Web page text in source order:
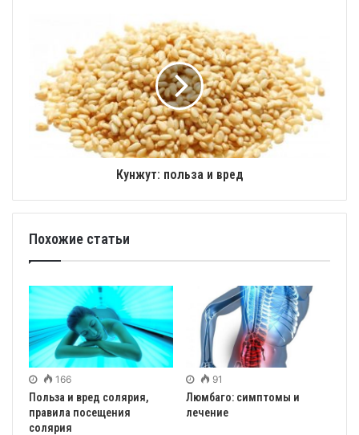
Кунжут: польза и вред
Похожие статьи
166
Польза и вред солярия,
правила посещения
солярия
91
Люмбаго: симптомы и
лечение